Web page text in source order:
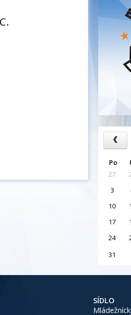
Po
27
3
10
17
24
31
SÍDLO